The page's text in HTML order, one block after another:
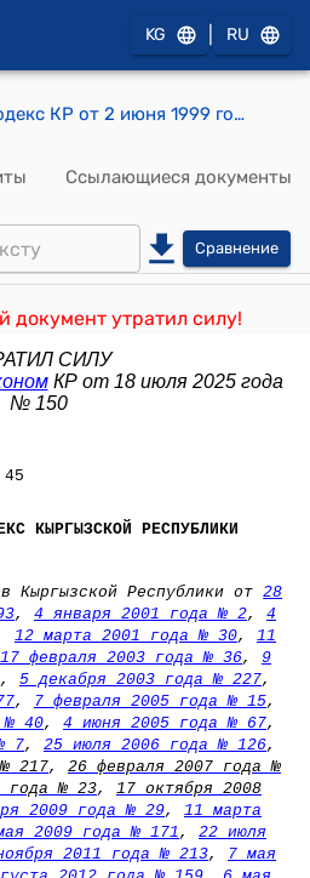
KG RU
Земельный кодекс КР от 2 июня 1999 года № 45
Ссылающиеся документы
Сравнение
документ утратил силу!